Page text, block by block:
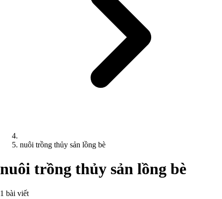
nuôi trồng thủy sản lồng bè
nuôi trồng thủy sản lồng bè
1 bài viết